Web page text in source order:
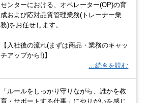
センターにおける、オペレーター(OP)の育
成および応対品質管理業務(トレーナー業
務)をお任せします。
【入社後の流れ(まずは商品・業務のキャッ
チアップから!)】
…続きを読む
「ルールをしっかり守りながら、誰かを教
育・サポートする仕事」にやりがいを感じ